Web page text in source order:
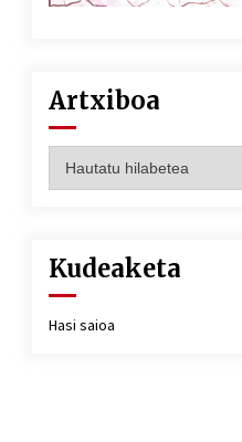
Artxiboa
Kudeaketa
Hasi saioa